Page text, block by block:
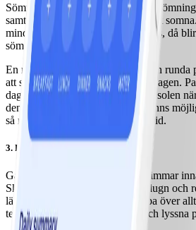
Sömnhormonet melatonin gör dig
samtidigt göra att det är lite svårt att
mindre grad när du vistas i dagsljus, då
sömn och vakenhet.
En morgonpromenad eller att gå en runda
att sova bättre och bli piggare på dagen.
dagsljus så ofta du kan. Ställ dig i solen
den ljusa sidan av gatan om det finns
så mycket som möjligt under dagtid.
3. Prioritera din sömn!
Gå och lägg dig i tid, minst åtta timmar
Skapa kvällsrutiner som gör dig lugn och
lägger huvudet på kudden. Hoppa över
teveprogram, läs hellre en bok och lyssna